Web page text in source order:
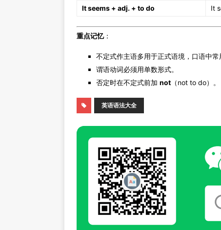
It seems + adj. + to do
It
重点记忆：
不定式作主语多用于正式语境，口语中常
谓语动词必须用单数形式。
否定时在不定式前加 not （not to do）。
英语语法大全